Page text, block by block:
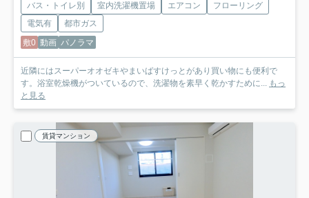
バス・トイレ別 室内洗濯機置場 エアコン
フローリング
電気有
都市ガス
敷0 動画 パノラマ
近隣にはスーパーオオゼキやまいばすけっとがあり買い物にも便利で
す。浴室乾燥機がついているので、洗濯物を素早く乾かすために... もっ
と見る
賃貸マンション